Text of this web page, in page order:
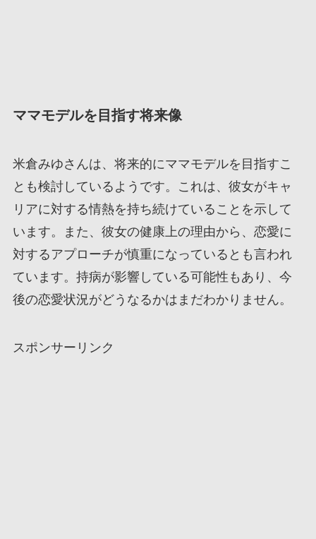
ママモデルを目指す将来像
米倉みゆさんは、将来的にママモデルを目指すこ
とも検討しているようです。これは、彼女がキャ
リアに対する情熱を持ち続けていることを示して
います。また、彼女の健康上の理由から、恋愛に
対するアプローチが慎重になっているとも言われ
ています。持病が影響している可能性もあり、今
後の恋愛状況がどうなるかはまだわかりません。
スポンサーリンク